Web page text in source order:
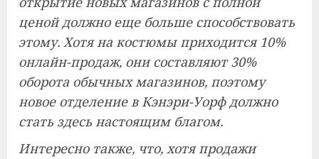
ценой должно еще больше способствовать
этому. Хотя на костюмы приходится 10%
онлайн-продаж, они составляют 30%
оборота обычных магазинов, поэтому
новое отделение в Кэнэри-Уорф должно
стать здесь настоящим благом.
Интересно также, что, хотя продажи